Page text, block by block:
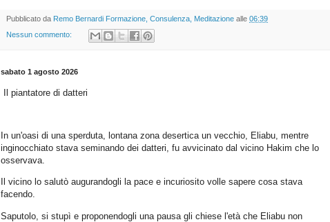
Pubblicato da Remo Bernardi Formazione, Consulenza, Meditazione alle 06:39
Nessun commento:
sabato 1 agosto 2026
Il piantatore di datteri
In un'oasi di una sperduta, lontana zona desertica un vecchio, Eliabu, mentre
inginocchiato stava seminando dei datteri, fu avvicinato dal vicino Hakim che lo
osservava.
Il vicino lo salutò augurandogli la pace e incuriosito volle sapere cosa stava
facendo.
Saputolo, si stupì e proponendogli una pausa gli chiese l'età che Eliabu non